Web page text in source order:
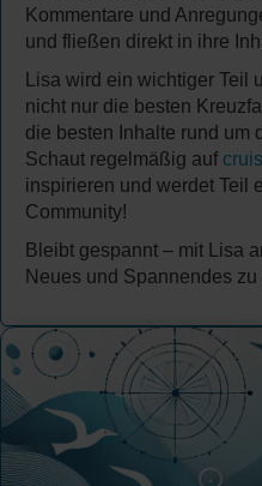
Kommentare und
und fließen direkt in ihre
Lisa wird ein wichtiger Teil
nicht nur die besten
die besten Inhalte rund um
Schaut regelmäßig auf
inspirieren und werdet Teil
Community!
Bleibt gespannt – mit Lisa
Neues und Spannendes zu